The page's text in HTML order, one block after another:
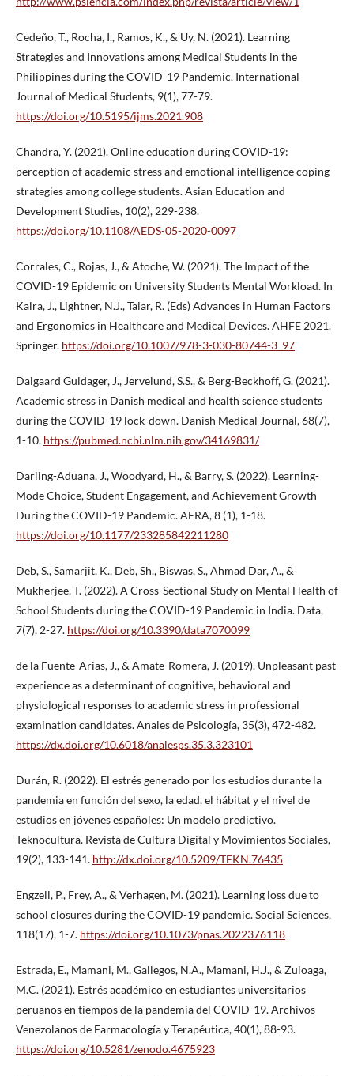
Cedeño, T., Rocha, I., Ramos, K., & Uy, N. (2021). Learning
Strategies and Innovations among Medical Students in the
Philippines during the COVID-19 Pandemic. International
Journal of Medical Students, 9(1), 77-79.
https://doi.org/10.5195/ijms.2021.908
Chandra, Y. (2021). Online education during COVID-19:
perception of academic stress and emotional intelligence coping
strategies among college students. Asian Education and
Development Studies, 10(2), 229-238.
https://doi.org/10.1108/AEDS-05-2020-0097
Corrales, C., Rojas, J., & Atoche, W. (2021). The Impact of the
COVID-19 Epidemic on University Students Mental Workload. In
Kalra, J., Lightner, N.J., Taiar, R. (Eds) Advances in Human Factors
and Ergonomics in Healthcare and Medical Devices. AHFE 2021.
Springer. https://doi.org/10.1007/978-3-030-80744-3_97
Dalgaard Guldager, J., Jervelund, S.S., & Berg-Beckhoff, G. (2021).
Academic stress in Danish medical and health science students
during the COVID-19 lock-down. Danish Medical Journal, 68(7),
1-10. https://pubmed.ncbi.nlm.nih.gov/34169831/
Darling-Aduana, J., Woodyard, H., & Barry, S. (2022). Learning-
Mode Choice, Student Engagement, and Achievement Growth
During the COVID-19 Pandemic. AERA, 8 (1), 1-18.
https://doi.org/10.1177/233285842211280
Deb, S., Samarjit, K., Deb, Sh., Biswas, S., Ahmad Dar, A., &
Mukherjee, T. (2022). A Cross-Sectional Study on Mental Health of
School Students during the COVID-19 Pandemic in India. Data,
7(7), 2-27. https://doi.org/10.3390/data7070099
de la Fuente-Arias, J., & Amate-Romera, J. (2019). Unpleasant past
experience as a determinant of cognitive, behavioral and
physiological responses to academic stress in professional
examination candidates. Anales de Psicología, 35(3), 472-482.
https://dx.doi.org/10.6018/analesps.35.3.323101
Durán, R. (2022). El estrés generado por los estudios durante la
pandemia en función del sexo, la edad, el hábitat y el nivel de
estudios en jóvenes españoles: Un modelo predictivo.
Teknocultura. Revista de Cultura Digital y Movimientos Sociales,
19(2), 133-141. http://dx.doi.org/10.5209/TEKN.76435
Engzell, P., Frey, A., & Verhagen, M. (2021). Learning loss due to
school closures during the COVID-19 pandemic. Social Sciences,
118(17), 1-7. https://doi.org/10.1073/pnas.2022376118
Estrada, E., Mamani, M., Gallegos, N.A., Mamani, H.J., & Zuloaga,
M.C. (2021). Estrés académico en estudiantes universitarios
peruanos en tiempos de la pandemia del COVID-19. Archivos
Venezolanos de Farmacología y Terapéutica, 40(1), 88-93.
https://doi.org/10.5281/zenodo.4675923